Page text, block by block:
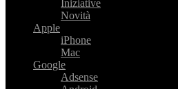
Iniziative
Novità
Apple
iPhone
Mac
Google
Adsense